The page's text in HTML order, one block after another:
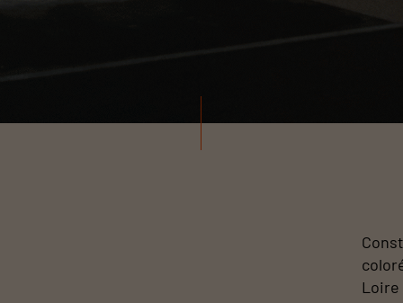
Loire